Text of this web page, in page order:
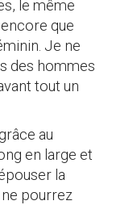
le même
que
Je ne
des hommes
tout un
au
en large et
la
pourrez